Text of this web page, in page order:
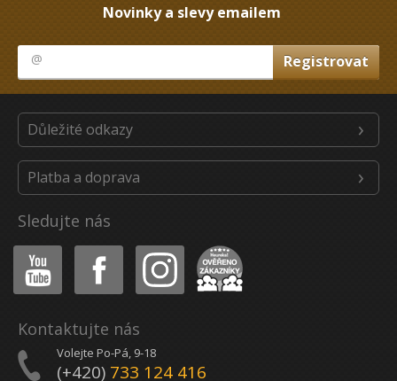
Novinky a slevy emailem
Důležité odkazy
Platba a doprava
Sledujte nás
Youtube Facebook Instagram Heureka
Kontaktujte nás
Volejte Po-Pá, 9-18
(+420) 733 124 416